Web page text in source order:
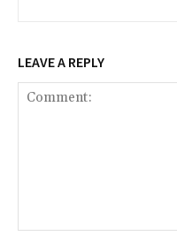
LEAVE A REPLY